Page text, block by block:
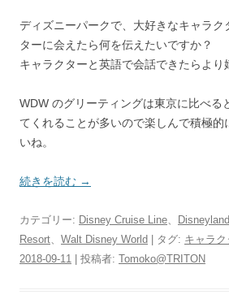
ディズニーパークで、大好きなキャラク
ターに会えたら何を伝えたいですか？
キャラクターと英語で会話できたらより
WDW のグリーティングは東京に比べる
てくれることが多いので楽しんで積極的
いね。
続きを読む →
カテゴリー: Disney Cruise Line
Resort
Walt Disney World | タグ: キャラク
2018-09-11
投稿者: Tomoko@TRITON